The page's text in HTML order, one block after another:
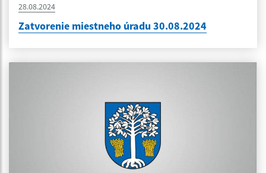
28.08.2024
Zatvorenie miestneho úradu 30.08.2024